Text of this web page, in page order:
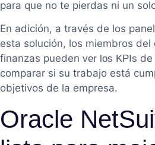
para que no te pierdas ni un
En adición, a través de los
esta solución, los miembros
finanzas pueden ver los KPIs de
comparar si su trabajo está
objetivos de la empresa.
Oracle